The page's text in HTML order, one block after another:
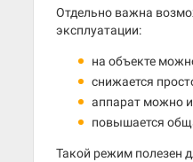
Отдельно важна
эксплуатации:
на объекте
снижается
аппарат можно
повышается
Такой режим полезен